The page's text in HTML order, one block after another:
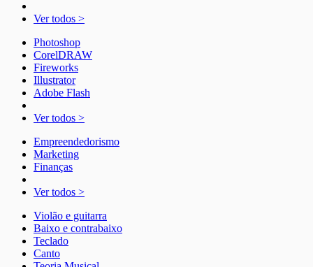
Ver todos >
Photoshop
CorelDRAW
Fireworks
Illustrator
Adobe Flash
Ver todos >
Empreendedorismo
Marketing
Finanças
Ver todos >
Violão e guitarra
Baixo e contrabaixo
Teclado
Canto